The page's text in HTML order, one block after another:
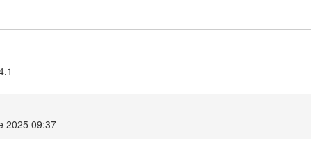
2025 09:37